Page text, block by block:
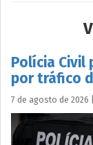
Polícia Civil
por tráfico
7 de agosto de 2026